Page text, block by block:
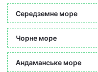
Середземне море
Чорне море
Андаманське море